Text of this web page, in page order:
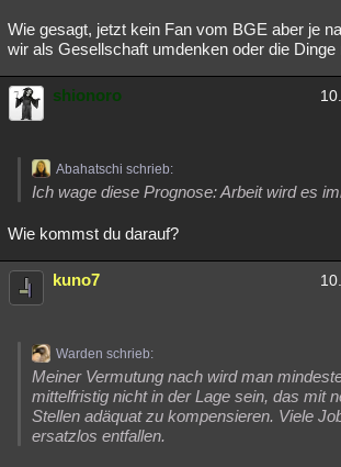
Wie gesagt, jetzt kein Fan vom BGE aber je
wir als Gesellschaft umdenken oder die
shionoro
Abahatschi schrieb:
Ich wage diese Prognose: Arbeit wird es
Wie kommst du darauf?
kuno7
Warden schrieb:
Meiner Vermutung nach wird man
mittelfristig nicht in der Lage sein, das mit
Stellen adäquat zu kompensieren. Viele
ersatzlos entfallen.